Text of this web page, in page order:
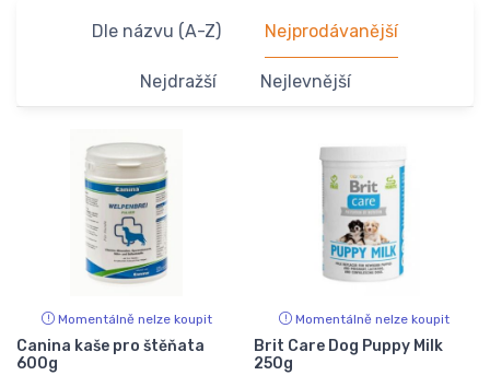
Dle názvu (A-Z) Nejprodávanější
Nejdražší Nejlevnější
Momentálně nelze koupit
Canina kaše pro štěňata
600g
Momentálně nelze koupit
Brit Care Dog Puppy Milk
250g